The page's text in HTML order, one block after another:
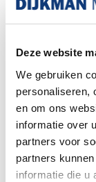
Deze website
We gebruiken
personaliseren,
en om ons
informatie over
partners voor
partners
informatie die u
- +
Niet
Gratis
Vanaf €75
Exacte
Bel naar de
Het kiezen